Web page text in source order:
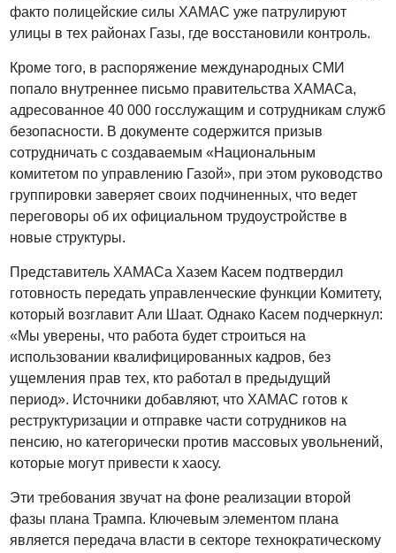
факто полицейские силы ХАМАС уже патрулируют
улицы в тех районах Газы, где восстановили контроль.
Кроме того, в распоряжение международных СМИ
попало внутреннее письмо правительства ХАМАСа,
адресованное 40 000 госслужащим и сотрудникам служб
безопасности. В документе содержится призыв
сотрудничать с создаваемым «Национальным
комитетом по управлению Газой», при этом руководство
группировки заверяет своих подчиненных, что ведет
переговоры об их официальном трудоустройстве в
новые структуры.
Представитель ХАМАСа Хазем Касем подтвердил
готовность передать управленческие функции Комитету,
который возглавит Али Шаат. Однако Касем подчеркнул:
«Мы уверены, что работа будет строиться на
использовании квалифицированных кадров, без
ущемления прав тех, кто работал в предыдущий
период». Источники добавляют, что ХАМАС готов к
реструктуризации и отправке части сотрудников на
пенсию, но категорически против массовых увольнений,
которые могут привести к хаосу.
Эти требования звучат на фоне реализации второй
фазы плана Трампа. Ключевым элементом плана
является передача власти в секторе технократическому